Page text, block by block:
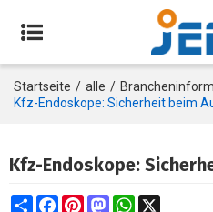
Startseite / alle /
Kfz-Endoskope: Sicherheit beim
Kfz-Endoskope:
ShareFacebookPinterestMastodonWhatsApp